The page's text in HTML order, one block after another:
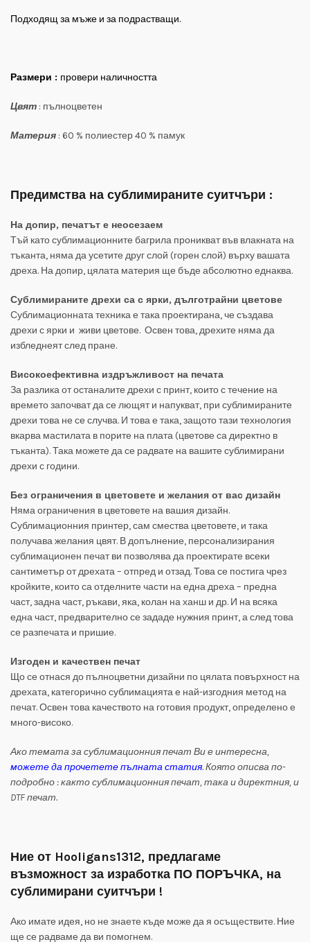
Подходящ за мъже и за подрастващи.
Размери : провери наличността
Цвят : пълноцветен
Материя : 60 % полиестер 40 % памук
Предимства на сублимираните суитчъри :
На допир, печатът е неосезаем
Тъй като сублимационните багрила проникват във влакната на
тъканта, няма да усетите друг слой (горен слой) върху вашата
дреха. На допир, цялата материя ще бъде абсолютно еднаква.
Сублимираните дрехи са с ярки, дълготрайни цветове
Сублимационната техника е така проектирана, че създава
дрехи с ярки и живи цветове. Освен това, дрехите няма да
избледнеят след пране.
Високоефективна издръжливост на печата
За разлика от останалите дрехи с принт, които с течение на
времето започват да се лющят и напукват, при сублимираните
дрехи това не се случва. И това е така, защото тази технология
вкарва мастилата в порите на плата (цветове са директно в
тъканта). Така можете да се радвате на вашите сублимирани
дрехи с години.
Без ограничения в цветовете и желания от вас дизайн
Няма ограничения в цветовете на вашия дизайн.
Сублимационния принтер, сам смества цветовете, и така
получава желания цвят. В допълнение, персонализирания
сублимационен печат ви позволява да проектирате всеки
сантиметър от дрехата – отпред и отзад. Това се постига чрез
кройките, които са отделните части на една дреха – предна
част, задна част, ръкави, яка, колан на ханш и др. И на всяка
една част, предварително се зададе нужния принт, а след това
се разпечата и пришие.
Изгоден и качествен печат
Що се отнася до пълноцветни дизайни по цялата повърхност на
дрехата, категорично сублимацията е най-изгодния метод на
печат. Освен това качеството на готовия продукт, определено е
много-високо.
Ако темата за сублимационния печат Ви е интересна,
можете да прочетете пълната статия. Която описва по-
подробно : както сублимационния печат, така и директния, и
DTF печат.
Ние от Hooligans1312, предлагаме
възможност за изработка ПО ПОРЪЧКА, на
сублимирани суитчъри !
Ако имате идея, но не знаете къде може да я осъществите. Ние
ще се радваме да ви помогнем.